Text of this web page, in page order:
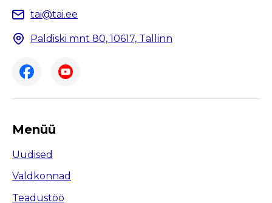
tai@tai.ee
Paldiski mnt 80, 10617, Tallinn
Menüü
Uudised
Valdkonnad
Teadustöö